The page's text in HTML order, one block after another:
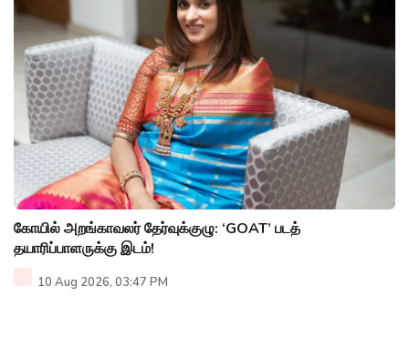
கோயில் அறங்காவலர் தேர்வுக்குழு: ‘GOAT’ படத்
தயாரிப்பாளருக்கு இடம்!
10 Aug 2026, 03:47 PM